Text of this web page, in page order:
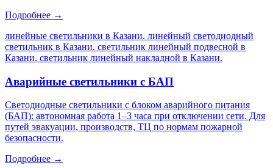
Подробнее →
линейные светильники в Казани. линейный светодиодный
светильник в Казани. светильник линейный подвесной в
Казани. светильник линейный накладной в Казани.
Аварийные светильники с БАП
Светодиодные светильники с блоком аварийного питания
(БАП): автономная работа 1–3 часа при отключении сети. Для
путей эвакуации, производств, ТЦ по нормам пожарной
безопасности.
Подробнее →